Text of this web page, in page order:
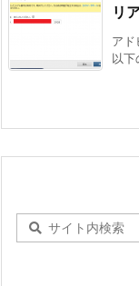
リ
アド
以下